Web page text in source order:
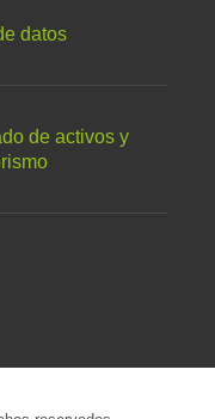
datos
de activos y